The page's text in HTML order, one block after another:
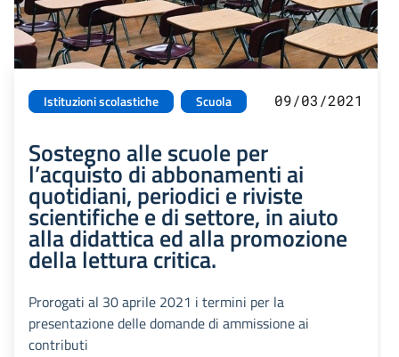
Istituzioni scolastiche Scuola 09/03/2021
Sostegno alle scuole per
l’acquisto di abbonamenti ai
quotidiani, periodici e riviste
scientifiche e di settore, in aiuto
alla didattica ed alla promozione
della lettura critica.
Prorogati al 30 aprile 2021 i termini per la
presentazione delle domande di ammissione ai
contributi